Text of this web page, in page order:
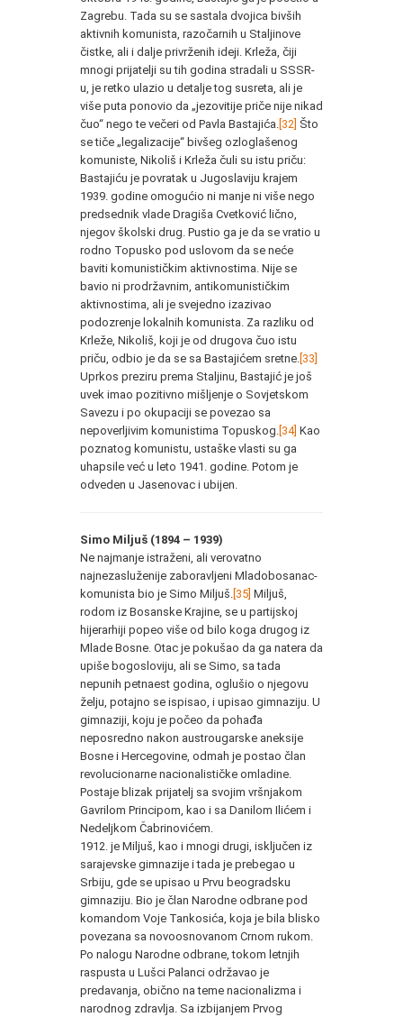
Zagrebu. Tada su se sastala dvojica bivših
aktivnih komunista, razočarnih u Staljinove
čistke, ali i dalje privrženih ideji. Krleža, čiji
mnogi prijatelji su tih godina stradali u SSSR-
u, je retko ulazio u detalje tog susreta, ali je
više puta ponovio da „jezovitije priče nije nikad
čuo“ nego te večeri od Pavla Bastajića. [32] Što
se tiče „legalizacije“ bivšeg ozloglašenog
komuniste, Nikoliš i Krleža čuli su istu priču:
Bastajiću je povratak u Jugoslaviju krajem
1939. godine omogućio ni manje ni više nego
predsednik vlade Dragiša Cvetković lično,
njegov školski drug. Pustio ga je da se vratio u
rodno Topusko pod uslovom da se neće
baviti komunističkim aktivnostima. Nije se
bavio ni prodržavnim, antikomunističkim
aktivnostima, ali je svejedno izazivao
podozrenje lokalnih komunista. Za razliku od
Krleže, Nikoliš, koji je od drugova čuo istu
priču, odbio je da se sa Bastajićem sretne. [33]
Uprkos preziru prema Staljinu, Bastajić je još
uvek imao pozitivno mišljenje o Sovjetskom
Savezu i po okupaciji se povezao sa
nepoverljivim komunistima Topuskog. [34] Kao
poznatog komunistu, ustaške vlasti su ga
uhapsile već u leto 1941. godine. Potom je
odveden u Jasenovac i ubijen.
Simo Miljuš (1894 – 1939)
Ne najmanje istraženi, ali verovatno
najnezasluženije zaboravljeni Mladobosanac-
komunista bio je Simo Miljuš. [35] Miljuš,
rodom iz Bosanske Krajine, se u partijskoj
hijerarhiji popeo više od bilo koga drugog iz
Mlade Bosne. Otac je pokušao da ga natera da
upiše bogosloviju, ali se Simo, sa tada
nepunih petnaest godina, oglušio o njegovu
želju, potajno se ispisao, i upisao gimnaziju. U
gimnaziji, koju je počeo da pohađa
neposredno nakon austrougarske aneksije
Bosne i Hercegovine, odmah je postao član
revolucionarne nacionalističke omladine.
Postaje blizak prijatelj sa svojim vršnjakom
Gavrilom Principom, kao i sa Danilom Ilićem i
Nedeljkom Čabrinovićem.
1912. je Miljuš, kao i mnogi drugi, isključen iz
sarajevske gimnazije i tada je prebegao u
Srbiju, gde se upisao u Prvu beogradsku
gimnaziju. Bio je član Narodne odbrane pod
komandom Voje Tankosića, koja je bila blisko
povezana sa novoosnovanom Crnom rukom.
Po nalogu Narodne odbrane, tokom letnjih
raspusta u Lušci Palanci održavao je
predavanja, obično na teme nacionalizma i
narodnog zdravlja. Sa izbijanjem Prvog